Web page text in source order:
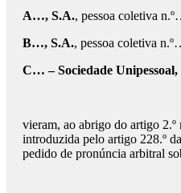
A…, S.A., pessoa coletiva
B…, S.A., pessoa coletiva
C… – Sociedade
vieram, ao abrigo do artigo
introduzida pelo artigo 228.º
pedido de pronúncia arbitral